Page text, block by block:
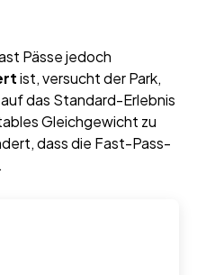
Pässe jedoch
ist, versucht der Park,
das Standard-Erlebnis
Gleichgewicht zu
dass die Fast-Pass-